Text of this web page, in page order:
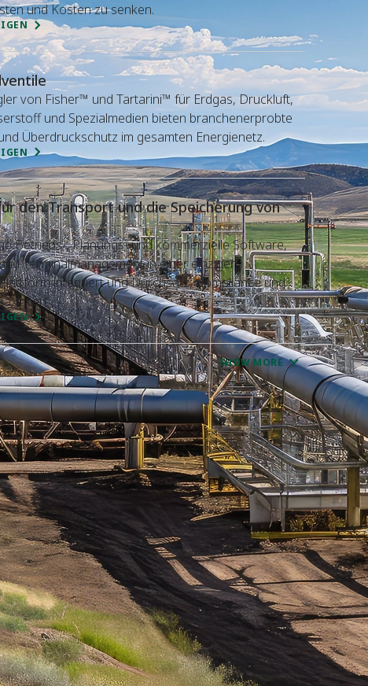
und Kosten zu senken.
von Fisher™ und Tartarini™ für Erdgas, Druckluft,
und Spezialmedien bieten branchenerprobte
Überdruckschutz im gesamten Energienetz.
den Transport und die Speicherung von
Betriebs-, Planungs- und kommerzielle Software,
Terminalmanagement in einer einzigen,
integriert und Durchsatz, Compliance und
SHOW MORE